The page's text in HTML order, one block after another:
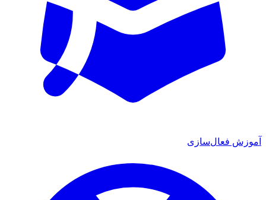
آموزش فعال‌سازی